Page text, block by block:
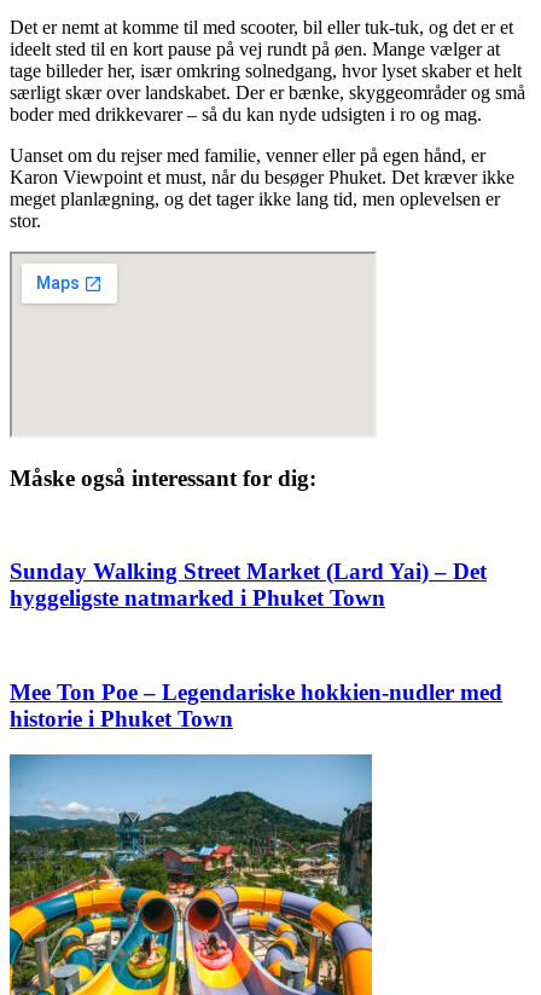
Det er nemt at komme til med scooter, bil eller tuk-tuk, og det er et
ideelt sted til en kort pause på vej rundt på øen. Mange vælger at
tage billeder her, især omkring solnedgang, hvor lyset skaber et helt
særligt skær over landskabet. Der er bænke, skyggeområder og små
boder med drikkevarer – så du kan nyde udsigten i ro og mag.
Uanset om du rejser med familie, venner eller på egen hånd, er
Karon Viewpoint et must, når du besøger Phuket. Det kræver ikke
meget planlægning, og det tager ikke lang tid, men oplevelsen er
stor.
Måske også interessant for dig:
Sunday Walking Street Market (Lard Yai) – Det
hyggeligste natmarked i Phuket Town
Mee Ton Poe – Legendariske hokkien-nudler med
historie i Phuket Town